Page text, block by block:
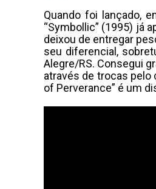
Quando foi lançado,
“Symbollic” (1995) já
deixou de entregar
seu diferencial,
Alegre/RS. Consegui
através de trocas pelo
of Perverance” é um